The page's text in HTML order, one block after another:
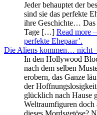
Jeder behauptet der
sind sie das perfekte
ihre Geschichte…
Tage […] Read more
perfekte Ehepaar’.
Die Aliens kommen… nicht
In den Hollywood
nach dem selben
erobern, das Ganze
der
glücklich nach Hause
Weltraumfiguren doch
dieses Mordsgetöse?